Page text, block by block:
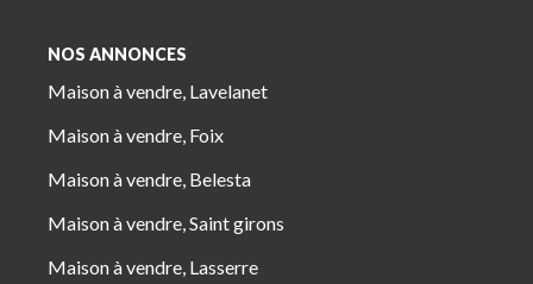
NOS ANNONCES
Maison à vendre, Lavelanet
Maison à vendre, Foix
Maison à vendre, Belesta
Maison à vendre, Saint girons
Maison à vendre, Lasserre